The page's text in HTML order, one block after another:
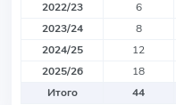
2022/23
6
2023/24
8
2024/25
12
2025/26
18
Итого
44